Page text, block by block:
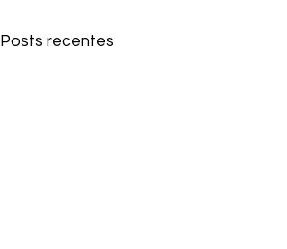
Posts recentes